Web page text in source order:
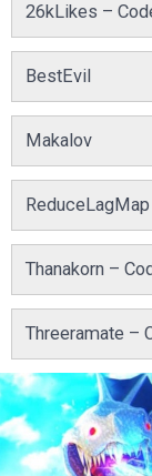
26kLikes –
BestEvil
Makalov
ReduceLagMap
Thanakorn –
Threeramate –